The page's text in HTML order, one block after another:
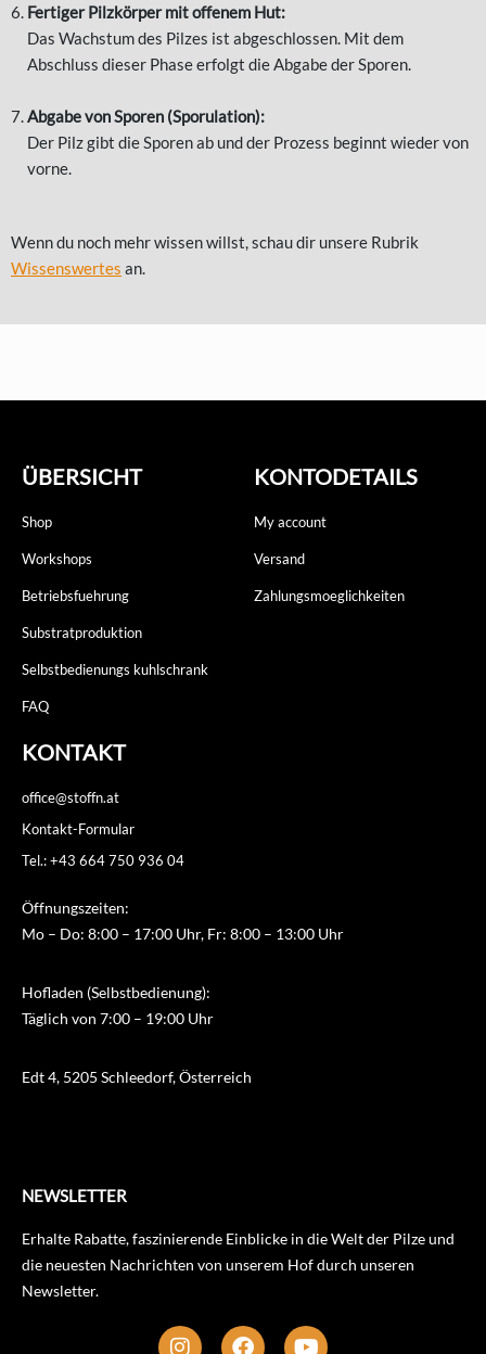
Fertiger Pilzkörper mit offenem Hut:
Das Wachstum des Pilzes ist abgeschlossen. Mit dem
Abschluss dieser Phase erfolgt die Abgabe der Sporen.
Abgabe von Sporen (Sporulation):
Der Pilz gibt die Sporen ab und der Prozess beginnt wieder von
vorne.
Wenn du noch mehr wissen willst, schau dir unsere Rubrik
Wissenswertes an.
ÜBERSICHT
Shop
Workshops
Betriebsfuehrung
Substratproduktion
Selbstbedienungs kuhlschrank
FAQ
KONTODETAILS
My account
Versand
Zahlungsmoeglichkeiten
KONTAKT
office@stoffn.at
Kontakt-Formular
Tel.: +43 664 750 936 04
Öffnungszeiten:
Mo – Do: 8:00 – 17:00 Uhr, Fr: 8:00 – 13:00 Uhr
Hofladen (Selbstbedienung):
Täglich von 7:00 – 19:00 Uhr
Edt 4, 5205 Schleedorf, Österreich
NEWSLETTER
Erhalte Rabatte, faszinierende Einblicke in die Welt der Pilze und
die neuesten Nachrichten von unserem Hof durch unseren
Newsletter.